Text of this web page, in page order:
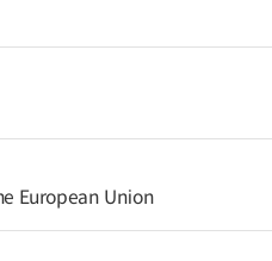
European Union